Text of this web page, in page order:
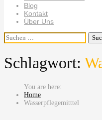
Blog
Kontakt
Über Uns
Suchen
nach:
Schlagwort:
Home
Wasserpflegemitttel